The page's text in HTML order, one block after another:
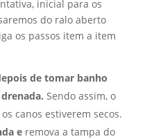
inicial para os
do ralo aberto
os passos item a item
de tomar banho
Sendo assim, o
canos estiverem secos.
eremova a tampa do